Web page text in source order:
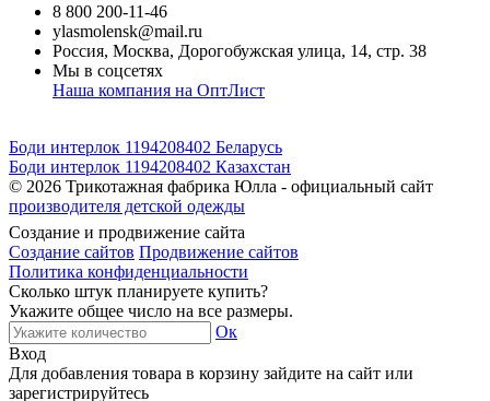
8 800 200-11-46
ylasmolensk@mail.ru
Россия, Москва, Дорогобужская улица, 14, стр. 38
Мы в соцсетях
Наша компания на ОптЛист
Боди интерлок 1194208402 Беларусь
Боди интерлок 1194208402 Казахстан
© 2026 Трикотажная фабрика Юлла - официальный сайт
производителя детской одежды
Создание и продвижение сайта
Создание сайтов Продвижение сайтов
Политика конфиденциальности
Сколько штук планируете купить?
Укажите общее число на все размеры.
Ок
Вход
Для добавления товара в корзину зайдите на сайт или
зарегистрируйтесь